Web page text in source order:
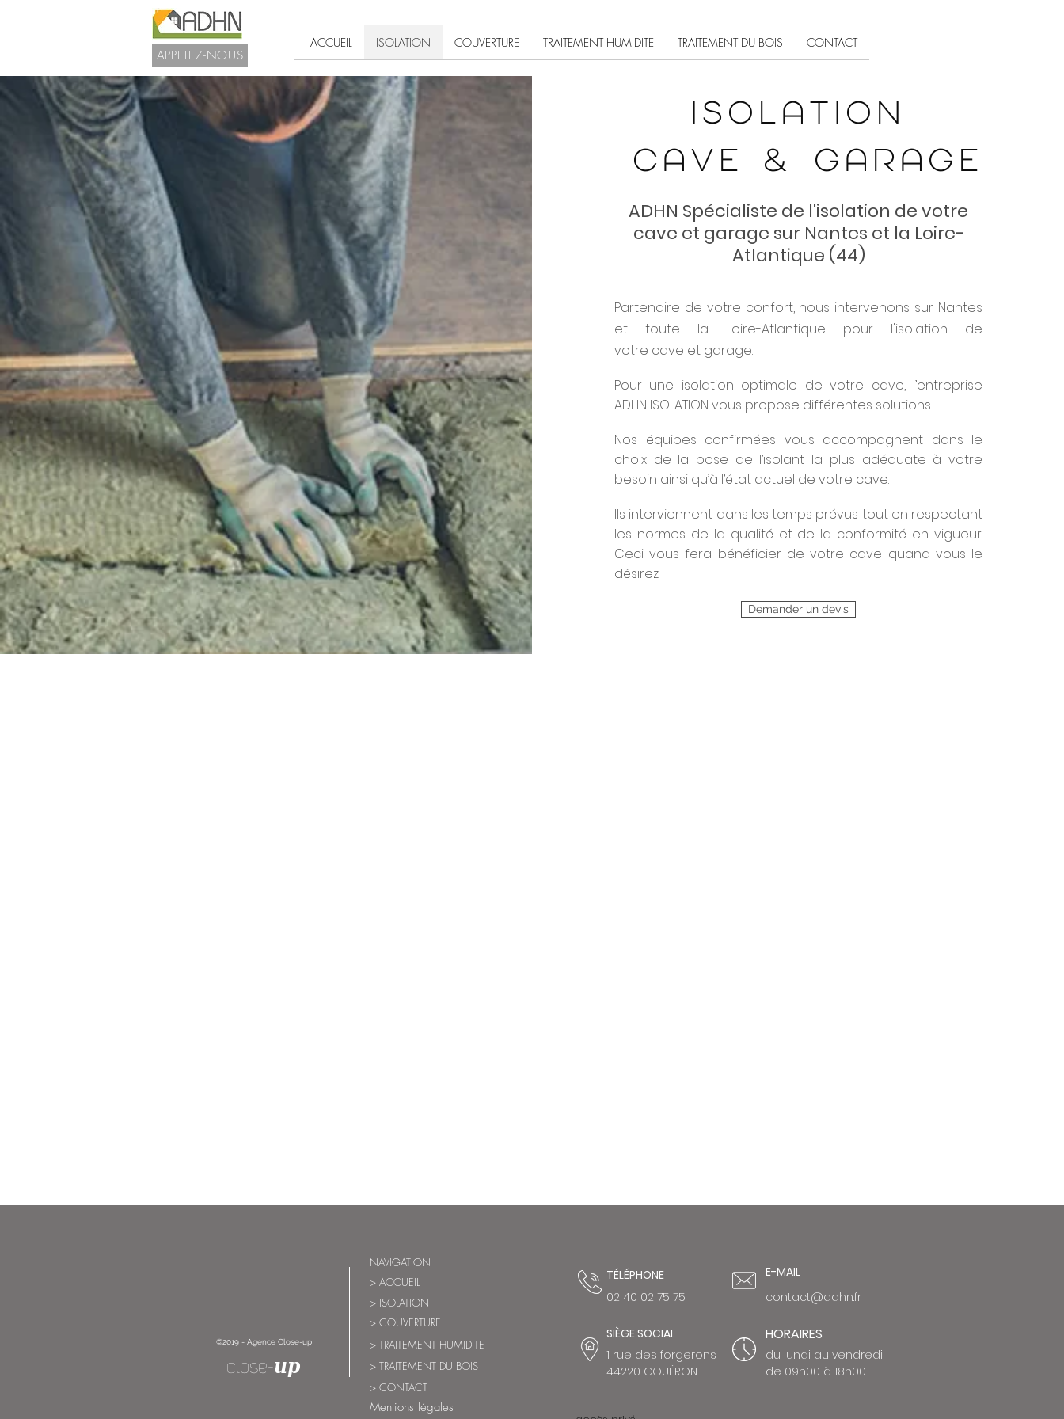
APPELEZ-NOUS
ACCUEIL ISOLATION COUVERTURE TRAITEMENT HUMIDITE TRAITEMENT DU BOIS CONTACT
ISOLATION
CAVE & GARAGE
ADHN Spécialiste de l'isolation de votre
cave et garage sur Nantes et la Loire-
Atlantique (44)
Partenaire de votre confort, nous intervenons sur Nantes
et toute la Loire-Atlantique pour l'isolation de
votre cave et garage.
Pour une isolation optimale de votre cave, l’entreprise
ADHN ISOLATION vous propose différentes solutions.
Nos équipes confirmées vous accompagnent dans le
choix de la pose de l’isolant la plus adéquate à votre
besoin ainsi qu’à l’état actuel de votre cave.
Ils interviennent dans les temps prévus tout en respectant
les normes de la qualité et de la conformité en vigueur.
Ceci vous fera bénéficier de votre cave quand vous le
désirez.
Demander un devis
NAVIGATION
> ACCUEIL
> ISOLATION
> COUVERTURE
©2019 - Agence Close-up
close-up
> TRAITEMENT HUMIDITE
> TRAITEMENT DU BOIS
> CONTACT
TÉLÉPHONE
02 40 02 75 75
E-MAIL
contact@adhn.fr
SIÈGESOCIAL
1 rue des forgerons
44220 COUËRON
HORAIRES
du lundi au vendredi
de 09h00 à 18h00
Mentions légales